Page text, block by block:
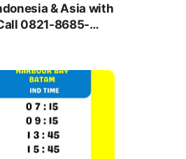
& Asia with
0821-8685-